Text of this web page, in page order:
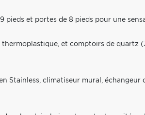
pieds et portes de 8 pieds pour une
thermoplastique, et comptoirs de quartz
Stainless, climatiseur mural, échangeur